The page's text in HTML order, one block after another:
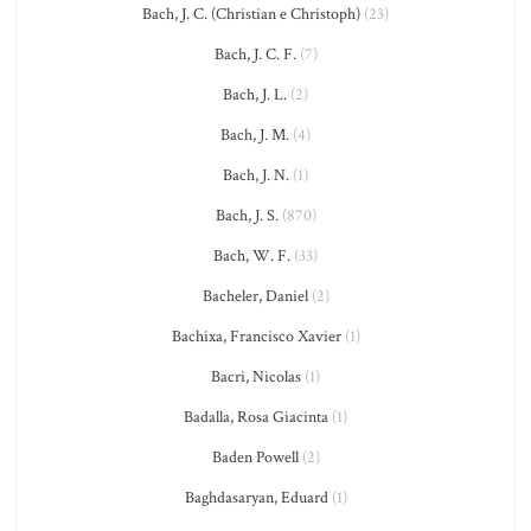
Bach, J. C. (Christian e Christoph) (23)
Bach, J. C. F.(7)
Bach, J. L. (2)
Bach, J. M. (4)
Bach, J. N. (1)
Bach, J. S.(870)
Bach, W. F. (33)
Bacheler, Daniel(2)
Bachixa, Francisco Xavier(1)
Bacri, Nicolas (1)
Badalla, Rosa Giacinta (1)
Baden Powell(2)
Baghdasaryan, Eduard(1)